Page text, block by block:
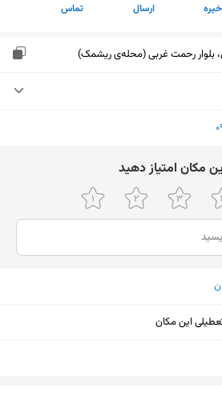
ارسال تماس
بلوار رحمت غربی (محله‌ی ریشمک)
۸ تا ۱۸
۸ تا ۱۸
ﻣﮑﺎن اﻣﺘﯿﺎز دﻫﯿﺪ
این مکان